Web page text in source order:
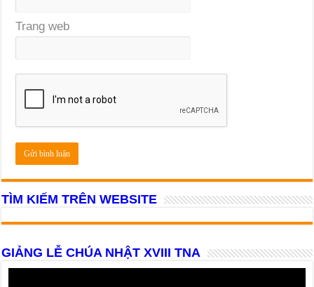
Trang web
TÌM KIẾM TRÊN WEBSITE
GIẢNG LỄ CHÚA NHẬT XVIII TNA